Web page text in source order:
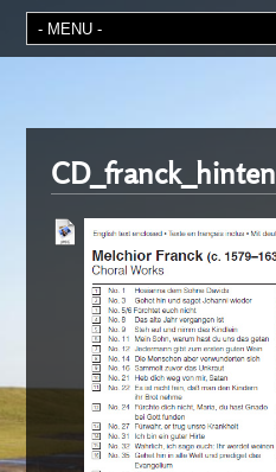
CD_franck_hinten